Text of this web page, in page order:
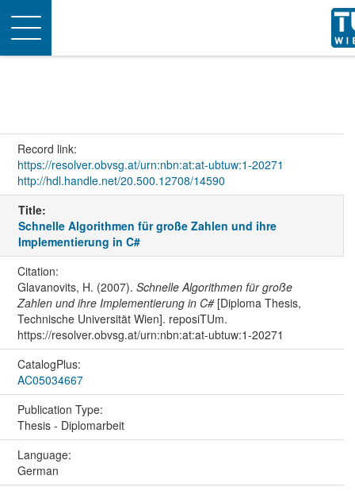
Toggle
navigation
Record link:
https://resolver.obvsg.at/urn:nbn:at:at-ubtuw:1-20271
http://hdl.handle.net/20.500.12708/14590
Title:
Schnelle Algorithmen für große Zahlen und ihre
Implementierung in C#
Citation:
Glavanovits, H. (2007). Schnelle Algorithmen für große
Zahlen und ihre Implementierung in C#[Diploma Thesis,
Technische Universität Wien]. reposiTUm.
https://resolver.obvsg.at/urn:nbn:at:at-ubtuw:1-20271
CatalogPlus:
AC05034667
Publication Type:
Thesis - Diplomarbeit
Language:
German